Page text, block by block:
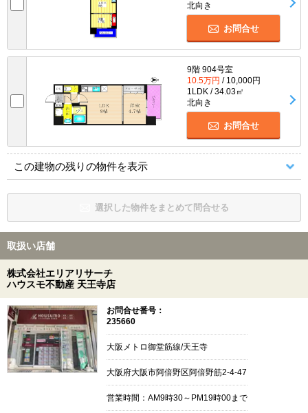
北向き
お問合せ
9階 904号室
10.5万円 / 10,000円
1LDK / 34.03㎡
北向き
お問合せ
この建物の残りの物件を表示
選択した物件をまとめて問合せる
取扱い店舗
株式会社エリアリサーチ
ハウスモ不動産 天王寺店
お問合せ番号：
235660
大阪メトロ御堂筋線/天王寺
大阪府大阪市阿倍野区阿倍野筋2-4-47
営業時間：AM9時30～PM19時00まで